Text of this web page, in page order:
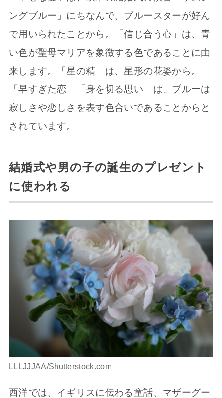
ングブルー」にちなんで、ブルースターが好ん
で用いられたことから。「信じ合う心」は、青
い色が聖母マリアを象徴する色であることに由
来します。「星の精」は、星形の花姿から。
「早すぎた恋」「身を切る思い」は、ブルーは
寂しさや恋しさを表す色合いであることからと
されています。
結婚式や男の子の誕生のプレゼント
に使われる
LLLJJJAA/Shutterstock.com
西洋では、イギリスに伝わる童話、マザーグー